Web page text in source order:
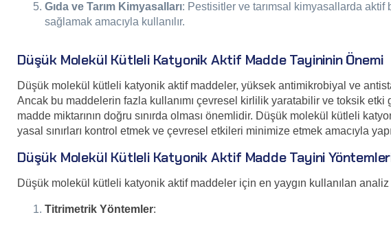
Gıda ve Tarım Kimyasalları: Pestisitler ve tarımsal kimyasallarda aktif
sağlamak amacıyla kullanılır.
Düşük Molekül Kütleli Katyonik Aktif Madde Tayininin Önemi
Düşük molekül kütleli katyonik aktif maddeler, yüksek antimikrobiyal ve
Ancak bu maddelerin fazla kullanımı çevresel kirlilik yaratabilir ve toksik
madde miktarının doğru sınırda olması önemlidir. Düşük molekül kütleli
yasal sınırları kontrol etmek ve çevresel etkileri minimize etmek amacıyla
Düşük Molekül Kütleli Katyonik Aktif Madde Tayini
Düşük molekül kütleli katyonik aktif maddeler için en yaygın kullanılan analiz
Titrimetrik Yöntemler: